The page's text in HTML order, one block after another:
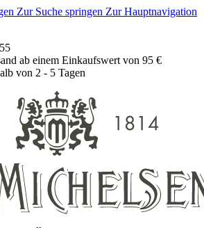
Zur Suche springen Zur Hauptnavigation
ab einem Einkaufswert von 95 €
von 2 - 5 Tagen